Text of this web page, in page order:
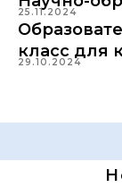
25.11.2024
класс для
29.10.2024